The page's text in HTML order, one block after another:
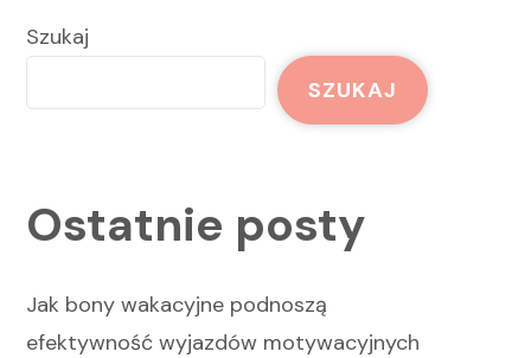
Szukaj
SZUKAJ
Ostatnie posty
Jak bony wakacyjne podnoszą
efektywność wyjazdów motywacyjnych